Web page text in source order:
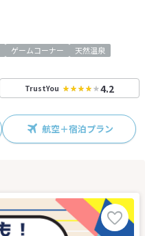
ゲームコーナー
天然温泉
TrustYou 4.2
航空＋宿泊プラン